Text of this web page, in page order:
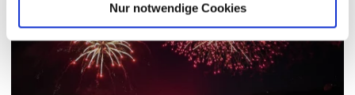
Nur notwendige Cookies